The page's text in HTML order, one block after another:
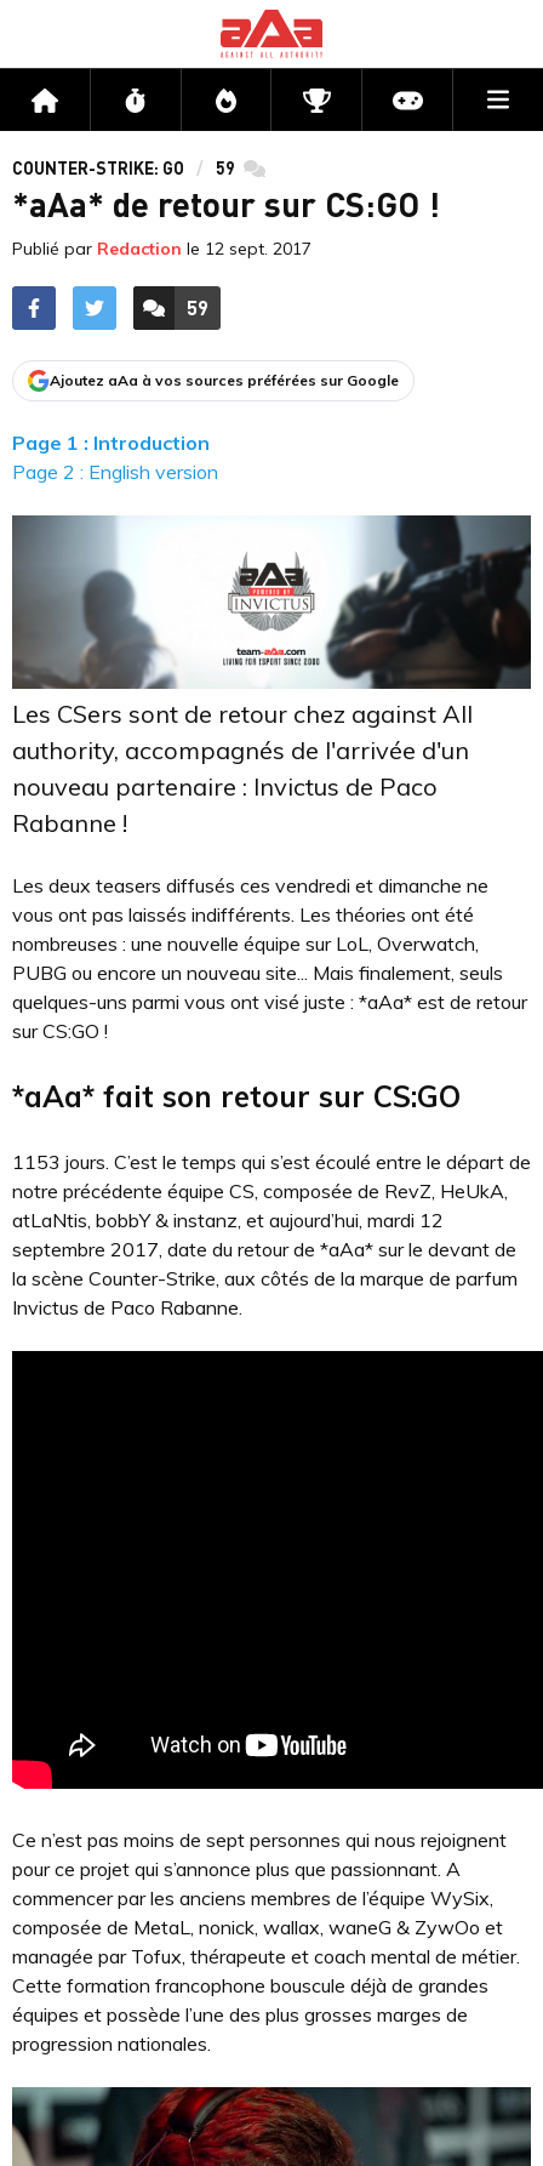
Accueil Flux Directs CompétitionsActu jeux
COUNTER-STRIKE: GO 59 commentaires
*aAa* de retour sur CS:GO !
Publié par Redaction le 12 sept. 2017
ACCÉDER AUX
59
COMMENTAIRES
Ajoutez aAa à vos sources préférées sur Google
Page 1 : Introduction
Page 2 : English version
Les CSers sont de retour chez against All
authority, accompagnés de l'arrivée d'un
nouveau partenaire : Invictus de Paco
Rabanne !
Les deux teasers diffusés ces vendredi et dimanche ne
vous ont pas laissés indifférents. Les théories ont été
nombreuses : une nouvelle équipe sur LoL, Overwatch,
PUBG ou encore un nouveau site... Mais finalement, seuls
quelques-uns parmi vous ont visé juste : *aAa* est de retour
sur CS:GO !
*aAa* fait son retour sur CS:GO
1153 jours. C’est le temps qui s’est écoulé entre le départ de
notre précédente équipe CS, composée de RevZ, HeUkA,
atLaNtis, bobbY & instanz, et aujourd’hui, mardi 12
septembre 2017, date du retour de *aAa* sur le devant de
la scène Counter-Strike, aux côtés de la marque de parfum
Invictus de Paco Rabanne.
Ce n’est pas moins de sept personnes qui nous rejoignent
pour ce projet qui s’annonce plus que passionnant. A
commencer par les anciens membres de l’équipe WySix,
composée de MetaL, nonick, wallax, waneG & ZywOo et
managée par Tofux, thérapeute et coach mental de métier.
Cette formation francophone bouscule déjà de grandes
équipes et possède l’une des plus grosses marges de
progression nationales.